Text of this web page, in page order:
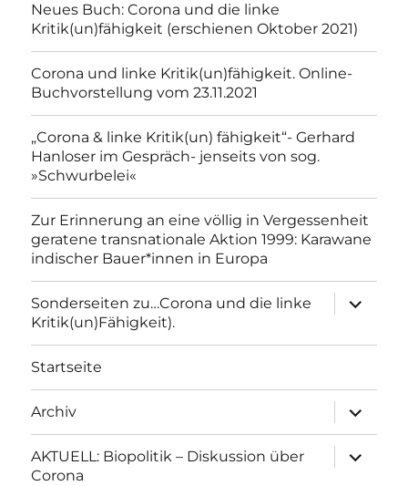
Neues Buch: Corona und die linke
Kritik(un)fähigkeit (erschienen Oktober 2021)
Corona und linke Kritik(un)fähigkeit. Online-
Buchvorstellung vom 23.11.2021
„Corona & linke Kritik(un) fähigkeit“- Gerhard
Hanloser im Gespräch- jenseits von sog.
»Schwurbelei«
Zur Erinnerung an eine völlig in Vergessenheit
geratene transnationale Aktion 1999: Karawane
indischer Bauer*innen in Europa
Sonderseiten zu…Corona und die linke
Kritik(un)Fähigkeit).
anzeigen
Startseite
Archiv
anzeigen
AKTUELL: Biopolitik – Diskussion über
Corona
anzeigen